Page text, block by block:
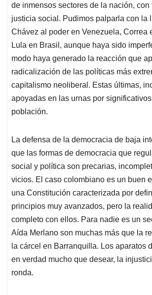
de inmensos sectores de la nación, con
justicia social. Pudimos palparla con la
Chávez al poder en Venezuela, Correa
Lula en Brasil, aunque haya sido
modo haya generado la reacción que
radicalización de las políticas más
capitalismo neoliberal. Estas últimas,
apoyadas en las urnas por
población.
La defensa de la democracia de baja
que las formas de democracia que
social y política son precarias,
vicios. El caso colombiano es un buen
una Constitución caracterizada por
principios muy avanzados, pero la
completo con ellos. Para nadie es un
Aída Merlano son muchas más que la
la cárcel en Barranquilla. Los aparatos
en verdad mucho que desear, la
ronda.